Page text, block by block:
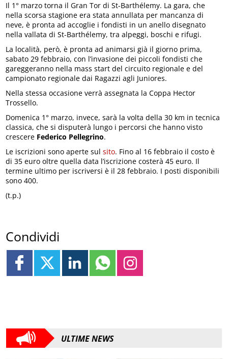
Il 1° marzo torna il Gran Tor di St-Barthélemy. La gara, che
nella scorsa stagione era stata annullata per mancanza di
neve, è pronta ad accoglie i fondisti in un anello disegnato
nella vallata di St-Barthélemy, tra alpeggi, boschi e rifugi.
La località, però, è pronta ad animarsi già il giorno prima,
sabato 29 febbraio, con l’invasione dei piccoli fondisti che
gareggeranno nella mass start del circuito regionale e del
campionato regionale dai Ragazzi agli Juniores.
Nella stessa occasione verrà assegnata la Coppa Hector
Trossello.
Domenica 1° marzo, invece, sarà la volta della 30 km in tecnica
classica, che si disputerà lungo i percorsi che hanno visto
crescere Federico Pellegrino.
Le iscrizioni sono aperte sulsito. Fino al 16 febbraio il costo è
di 35 euro oltre quella data l’iscrizione costerà 45 euro. Il
termine ultimo per iscriversi è il 28 febbraio. I posti disponibili
sono 400.
(t.p.)
Condividi
ULTIME NEWS